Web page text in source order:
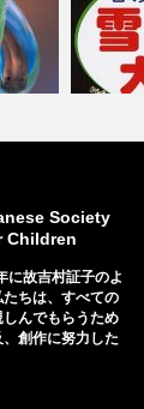
所、201…
Society
Children
に故吉村証子のよ
ちは、すべての
んでもらうため
創作に努力した